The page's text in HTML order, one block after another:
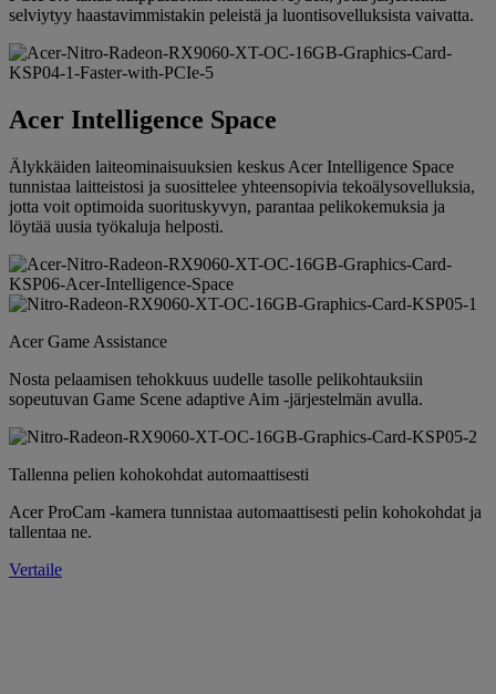
selviytyy haastavimmistakin peleistä ja luontisovelluksista vaivatta.
Acer Intelligence Space
Älykkäiden laiteominaisuuksien keskus Acer Intelligence Space
tunnistaa laitteistosi ja suosittelee yhteensopivia tekoälysovelluksia,
jotta voit optimoida suorituskyvyn, parantaa pelikokemuksia ja
löytää uusia työkaluja helposti.
Acer Game Assistance
Nosta pelaamisen tehokkuus uudelle tasolle pelikohtauksiin
sopeutuvan Game Scene adaptive Aim -järjestelmän avulla.
Tallenna pelien kohokohdat automaattisesti
Acer ProCam -kamera tunnistaa automaattisesti pelin kohokohdat ja
tallentaa ne.
Vertaile